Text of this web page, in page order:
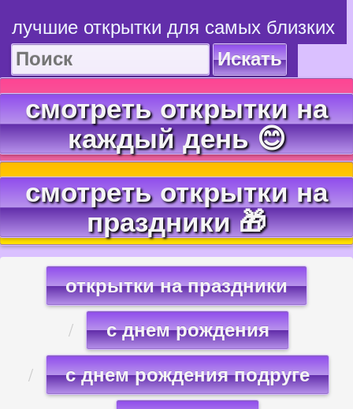
лучшие открытки для самых близких
Искать
смотреть открытки на
каждый день 😊
смотреть открытки на
праздники 🎁
открытки на праздники
с днем рождения
с днем рождения подруге